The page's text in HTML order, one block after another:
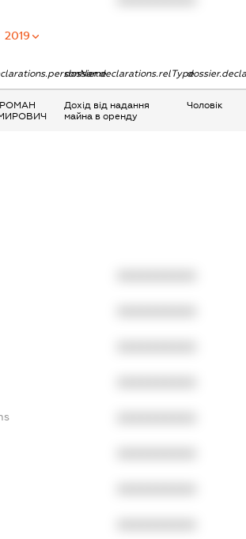
2019
dossier.declarations.relType
РОМАН
Дохід від надання
майна в оренду
Чоловік